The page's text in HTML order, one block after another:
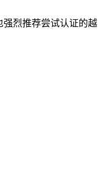
强烈推荐尝试认证的越